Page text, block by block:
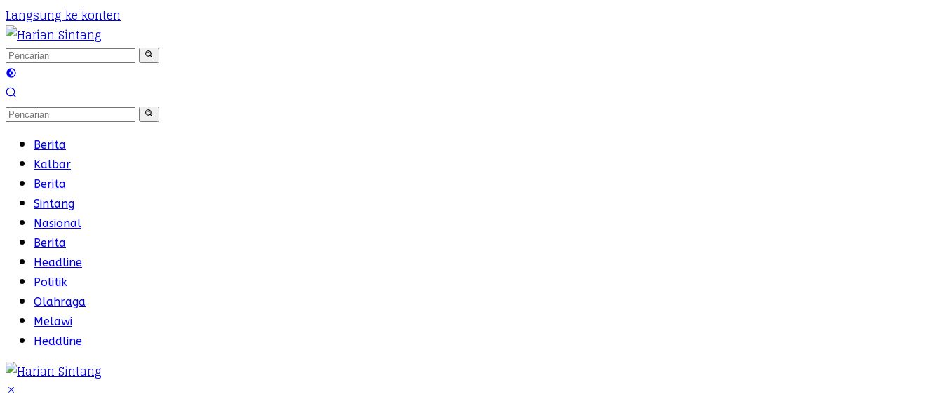
Langsung ke konten
Berita
Kalbar
Berita
Sintang
Nasional
Berita
Headline
Politik
Olahraga
Melawi
Heddline